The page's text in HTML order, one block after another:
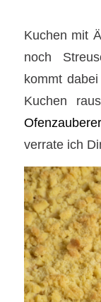
Kuchen mit
noch
kommt
Kuchen
verrate ich